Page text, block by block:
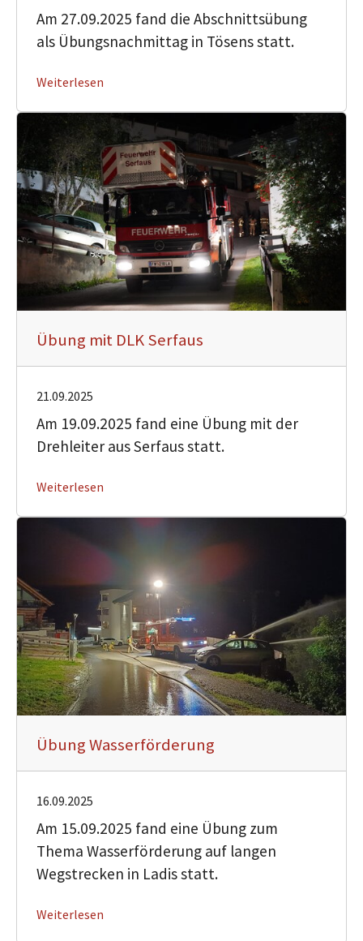
Am 27.09.2025 fand die Abschnittsübung
als Übungsnachmittag in Tösens statt.
Weiterlesen
Übung mit DLK Serfaus
21.09.2025
Am 19.09.2025 fand eine Übung mit der
Drehleiter aus Serfaus statt.
Weiterlesen
Übung Wasserförderung
16.09.2025
Am 15.09.2025 fand eine Übung zum
Thema Wasserförderung auf langen
Wegstrecken in Ladis statt.
Weiterlesen